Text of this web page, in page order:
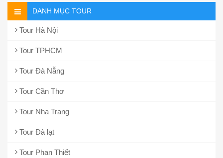
DANH MỤC TOUR
Tour Hà Nội
Tour TPHCM
Tour Đà Nẵng
Tour Cần Thơ
Tour Nha Trang
Tour Đà lạt
Tour Phan Thiết